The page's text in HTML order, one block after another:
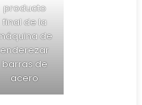
producto
final de la
de
enderezar
barras de
acero